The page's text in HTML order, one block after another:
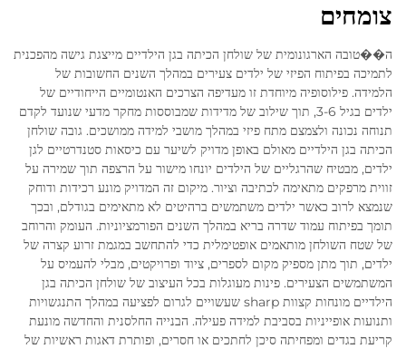
צומחים
ה��טובה הארגונומית של שולחן הכיתה בגן הילדיים מייצגת גישה מהפכנית
לתמיכה בפיתוח הפיזי של ילדים צעירים במהלך השנים החשובות של
הלמידה. פילוסופיה מיוחדת זו מעדיפה הצרכים האנטומיים הייחודיים של
ילדים בגיל 3-6, תוך שילוב של מדידות שמבוססות מחקר מדעי שנועד לקדם
תנוחה נכונה ולצמצם מתח פיזי במהלך מושבי למידה ממושכים. גובה שולחן
הכיתה בגן הילדיים מאולם באופן מדויק לשיער עם כיסאות סטנדרטיים לגן
ילדים, מבטיח שהרגליים של הילדים יונחו מישור על הרצפה תוך שמירה על
זווית מרפקים מתאימה לכתיבה וציור. מיקום זה המדויק מונע רכידות ודוחק
שנמצא לרוב כאשר ילדים משתמשים ברהיטים לא מתאימים בגודלם, ובכך
תומך בפיתוח עמוד שדרה בריא במהלך השנים הפורמציוניות. העומק והרוחב
של שטח השולחן מותאמים אופטימלית כדי להתחשב במגמת זרוע קצרה של
ילדים, תוך מתן מספיק מקום לספרים, ציוד ופרויקטים, מבלי להעמיס על
המשתמשים הצעירים. פינות מעוגלות בכל העיצוב של שולחן הכיתה בגן
הילדיים מונחות קצוות sharp שעשויים לגרום לפציעה במהלך התנגשויות
ותנועות אופייניות בסביבת למידה פעילה. הבנייה החלסנית והחדשה מונעת
קריעת בגדים ומפחיתה סיכן לחתכים או חסרים, ופותרת דאגות ראשיות של